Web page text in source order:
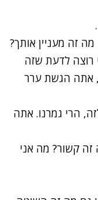
זה מעניין אותך?
רוצה לדעת שזה
אתה הגשת ערר
הרי גמרנו. אתה
זה קשור? מה אני